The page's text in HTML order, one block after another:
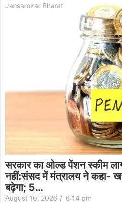
Jansarokar Bharat
सरकार का ओल्ड पेंशन स्कीम
नहीं:संसद में मंत्रालय ने कहा-
बढ़ेगा; 5…
August 10, 2026 / 6:14 pm